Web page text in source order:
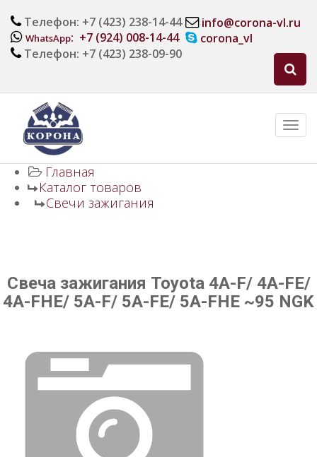
Телефон: +7 (423) 238-14-44
WhatsApp: +7 (924) 008-14-44
Телефон: +7 (423) 238-09-90
info@corona-vl.ru
corona_vl
Главная
Каталог товаров
Свечи зажигания
Свеча зажигания Toyota 4A-F/ 4A-FE/
4A-FHE/ 5A-F/ 5A-FE/ 5A-FHE ~95 NGK